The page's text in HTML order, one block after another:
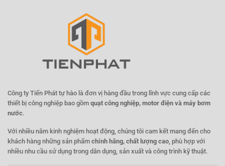
Công ty Tiến Phát tự hào là đơn vị hàng đầu trong lĩnh vực cung cấp các
thiết bị công nghiệp bao gồm quạt công nghiệp, motor điện và máy bơm
nước.
Với nhiều năm kinh nghiệm hoạt động, chúng tôi cam kết mang đến cho
khách hàng những sản phẩm chính hãng, chất lượng cao, phù hợp với
nhiều nhu cầu sử dụng trong dân dụng, sản xuất và công trình kỹ thuật.